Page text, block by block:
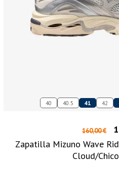
40 40.5 41 42
160,00 €
Zapatilla Mizuno Wave
Cloud/